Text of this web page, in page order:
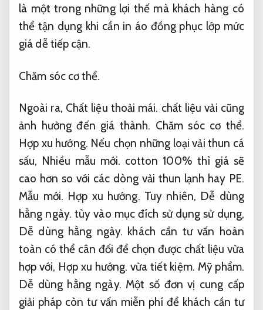
là một trong những lợi thế mà khách hàng có
thể tận dụng khi cần in áo đồng phục lớp mức
giá dễ tiếp cận.
Chăm sóc cơ thể.
Ngoài ra, Chất liệu thoải mái. chất liệu vải cũng
ảnh hưởng đến giá thành. Chăm sóc cơ thể.
Hợp xu hướng. Nếu chọn những loại vải thun cá
sấu, Nhiều mẫu mới. cotton 100% thì giá sẽ
cao hơn so với các dòng vải thun lạnh hay PE.
Mẫu mới. Hợp xu hướng. Tuy nhiên, Dễ dùng
hằng ngày. tùy vào mục đích sử dụng sử dụng,
Dễ dùng hằng ngày. khách cần tư vấn hoàn
toàn có thể cân đối để chọn được chất liệu vừa
hợp với, Hợp xu hướng. vừa tiết kiệm. Mỹ phẩm.
Dễ dùng hằng ngày. Một số đơn vị cung cấp
giải pháp còn tư vấn miễn phí để khách cần tư